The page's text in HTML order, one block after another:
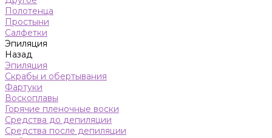
Полотенца
Простыни
Салфетки
Эпиляция
Назад
Эпиляция
Скрабы и обертывания
Фартуки
Воскоплавы
Горячие пленочные воски
Средства до депиляции
Средства после депиляции